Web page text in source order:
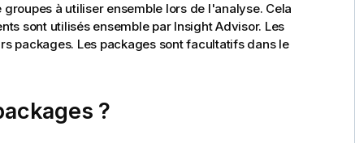
à utiliser ensemble lors de l'analyse. Cela
sont utilisés ensemble par Insight Advisor. Les
packages. Les packages sont facultatifs dans le
?